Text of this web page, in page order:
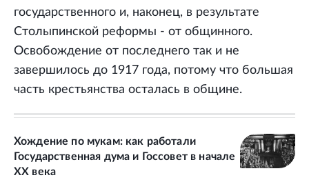
государственного и, наконец, в результате
Столыпинской реформы - от общинного.
Освобождение от последнего так и не
завершилось до 1917 года, потому что большая
часть крестьянства осталась в общине.
Хождение по мукам: как работали
Государственная дума и Госсовет в начале
XX века